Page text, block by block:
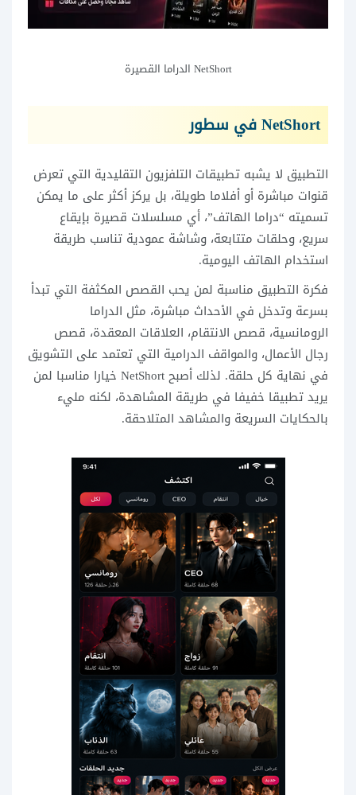
NetShort الدراما القصيرة
NetShort في سطور
التطبيق لا يشبه تطبيقات التلفزيون التقليدية التي تعرض
قنوات مباشرة أو أفلاما طويلة، بل يركز أكثر على ما يمكن
تسميته “دراما الهاتف”، أي مسلسلات قصيرة بإيقاع
سريع، وحلقات متتابعة، وشاشة عمودية تناسب طريقة
استخدام الهاتف اليومية.
فكرة التطبيق مناسبة لمن يحب القصص المكثفة التي تبدأ
بسرعة وتدخل في الأحداث مباشرة، مثل الدراما
الرومانسية، قصص الانتقام، العلاقات المعقدة، قصص
رجال الأعمال، والمواقف الدرامية التي تعتمد على التشويق
في نهاية كل حلقة. لذلك أصبح NetShort خيارا مناسبا لمن
يريد تطبيقا خفيفا في طريقة المشاهدة، لكنه مليء
بالحكايات السريعة والمشاهد المتلاحقة.